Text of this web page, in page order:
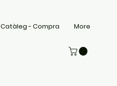
Catàleg - Compra More